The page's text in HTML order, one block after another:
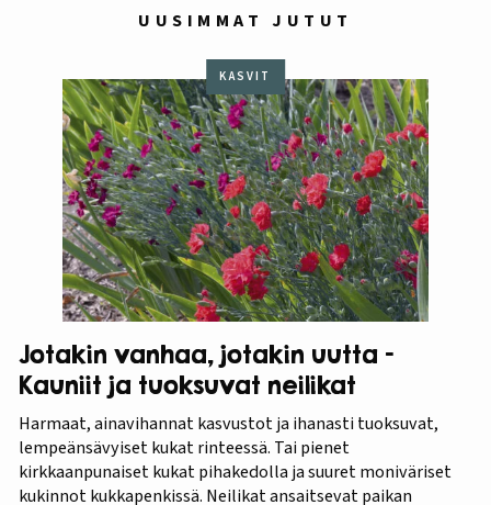
UUSIMMAT JUTUT
KASVIT
Jotakin vanhaa, jotakin uutta –
Kauniit ja tuoksuvat neilikat
Harmaat, ainavihannat kasvustot ja ihanasti tuoksuvat,
lempeänsävyiset kukat rinteessä. Tai pienet
kirkkaanpunaiset kukat pihakedolla ja suuret moniväriset
kukinnot kukkapenkissä. Neilikat ansaitsevat paikan